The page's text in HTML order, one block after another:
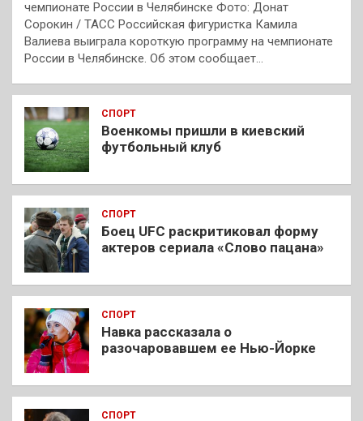
чемпионате России в Челябинске Фото: Донат
Сорокин / ТАСС Российская фигуристка Камила
Валиева выиграла короткую программу на чемпионате
России в Челябинске. Об этом сообщает…
СПОРТ
Военкомы пришли в киевский
футбольный клуб
СПОРТ
Боец UFC раскритиковал форму
актеров сериала «Слово пацана»
СПОРТ
Навка рассказала о
разочаровавшем ее Нью-Йорке
СПОРТ